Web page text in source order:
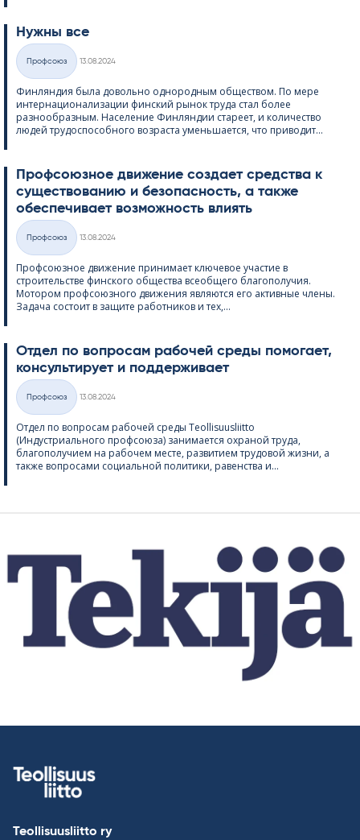
Нужны все
Категории
Профсоюз
13.08.2024
Финляндия была довольно однородным обществом. По мере
интернационализации финский рынок труда стал более
разнообразным. Население Финляндии стареет, и количество
людей трудоспособного возраста уменьшается, что приводит...
Профсоюзное движение создает средства к
существованию и безопасность, а также
обеспечивает возможность влиять
Категории
Профсоюз
13.08.2024
Профсоюзное движение принимает ключевое участие в
строительстве финского общества всеобщего благополучия.
Мотором профсоюзного движения являются его активные члены.
Задача состоит в защите работников и тех,...
Отдел по вопросам рабочей среды помогает,
консультирует и поддерживает
Категории
Профсоюз
13.08.2024
Отдел по вопросам рабочей среды Teol­li­suus­liitto
(Индустриального профсоюза) занимается охраной труда,
благополучием на рабочем месте, развитием трудовой жизни, а
также вопросами социальной политики, равенства и...
Teollisuusliitto ry